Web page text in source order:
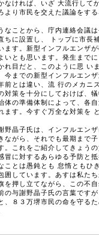
なければ、いざ 大流行して
より市民を交えた議論をす
ことから、庁内連絡会議
ちに設置し、 トップに市長
ます。新型インフルエンザ
いとも思います。発生まで
れ目だと、このように思 いま
までの新型インフルエン
前とは違い、流 行のメカニ
対策を十分にしておけば、
体の準備体制によって、各
ます。今すぐ万全な対策を
晶子氏は、インフルエン
ながら、それでも最期まで
。これをご紹介してきょう
に対するあらゆる予防と
ことは愚鈍とも 怠惰ともひ
囲しています。あすは私た
を押し立てながら、この不
与謝野晶子氏の言葉です
、８３万堺市民の命を守る